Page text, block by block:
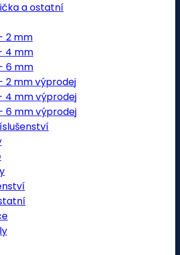
a ostatní
2 mm
4 mm
6 mm
2 mm výprodej
4 mm výprodej
6 mm výprodej